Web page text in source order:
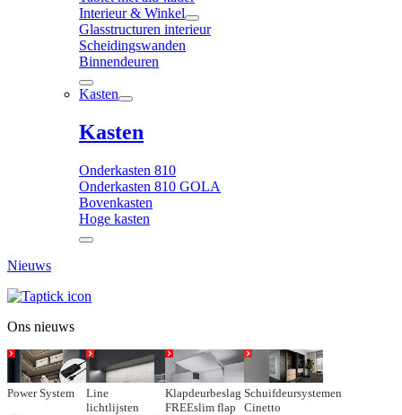
Interieur & Winkel
Glasstructuren interieur
Scheidingswanden
Binnendeuren
Kasten
Kasten
Onderkasten 810
Onderkasten 810 GOLA
Bovenkasten
Hoge kasten
Nieuws
Ons nieuws
Power System
Line
lichtlijsten
Klapdeurbeslag
FREEslim flap
Schuifdeursystemen
Cinetto